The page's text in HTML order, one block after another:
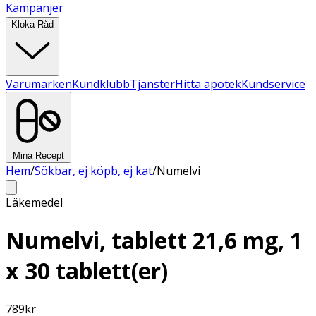
Kampanjer
Kloka Råd
VarumärkenKundklubbTjänsterHitta apotekKundservice
Mina Recept
Hem/Sökbar, ej köpb, ej kat/Numelvi
Läkemedel
Numelvi, tablett 21,6 mg, 1
x 30 tablett(er)
789kr